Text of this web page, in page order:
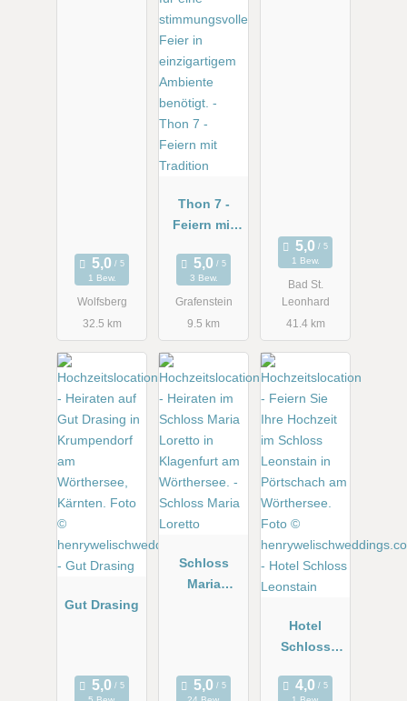
1 Bew.
Wolfsberg
32.5 km
Thon 7 -
Feiern mit
3 Bew.
Grafenstein
9.5 km
1 Bew.
Bad St.
Leonhard
41.4 km
Gut Drasing
Schloss
Maria
Hotel
Schloss